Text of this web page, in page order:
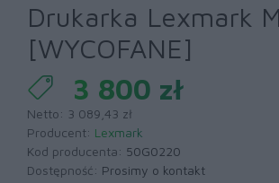
Drukarka Lexmark
[WYCOFANE]
3 800 zł
Netto: 3 089,43 zł
Producent: Lexmark
Kod producenta: 50G0220
Dostępność: Prosimy o kontakt